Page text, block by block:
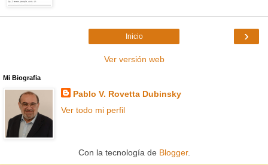
›
Inicio
Ver versión web
Mi Biografia
Pablo V. Rovetta Dubinsky
Ver todo mi perfil
Con la tecnología de Blogger.